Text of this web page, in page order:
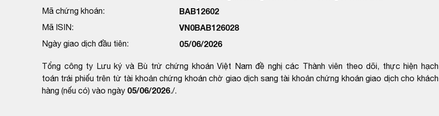
Mã chứng khoán: BAB12602
Mã ISIN: VN0BAB126028
Ngày giao dịch đầu tiên: 05/06/2026
Tổng công ty Lưu ký và Bù trừ chứng khoán Việt Nam đề nghị các Thành viên theo dõi, thực hiện hạch
toán trái phiếu trên từ tài khoản chứng khoán chờ giao dịch sang tài khoản chứng khoán giao dịch cho khách
hàng (nếu có) vào ngày 05/06/2026./.